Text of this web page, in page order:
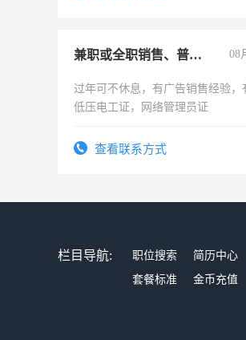
兼职或全职销售、普工、维修 08
过年可不休息，有广告销售经验，
低压电工证，网络管理员证
查看联系方式
栏目导航: 职位搜索 简历中心
套餐标准
金币充值